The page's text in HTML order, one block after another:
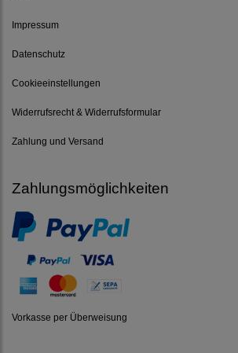
Impressum
Datenschutz
Cookieeinstellungen
Widerrufsrecht & Widerrufsformular
Zahlung und Versand
Zahlungsmöglichkeiten
Vorkasse per Überweisung